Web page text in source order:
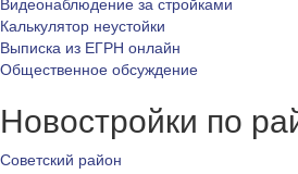
Калькулятор неустойки
Выписка из ЕГРН онлайн
Общественное обсуждение
Новостройки по
Советский район